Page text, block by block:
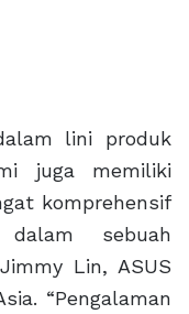
lini produk
juga memiliki
komprehensif
sebuah
Lin, ASUS
“Pengalaman